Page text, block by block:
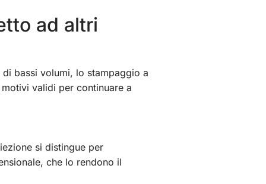
ad altri
bassi volumi, lo stampaggio a
validi per continuare a
si distingue per
che lo rendono il